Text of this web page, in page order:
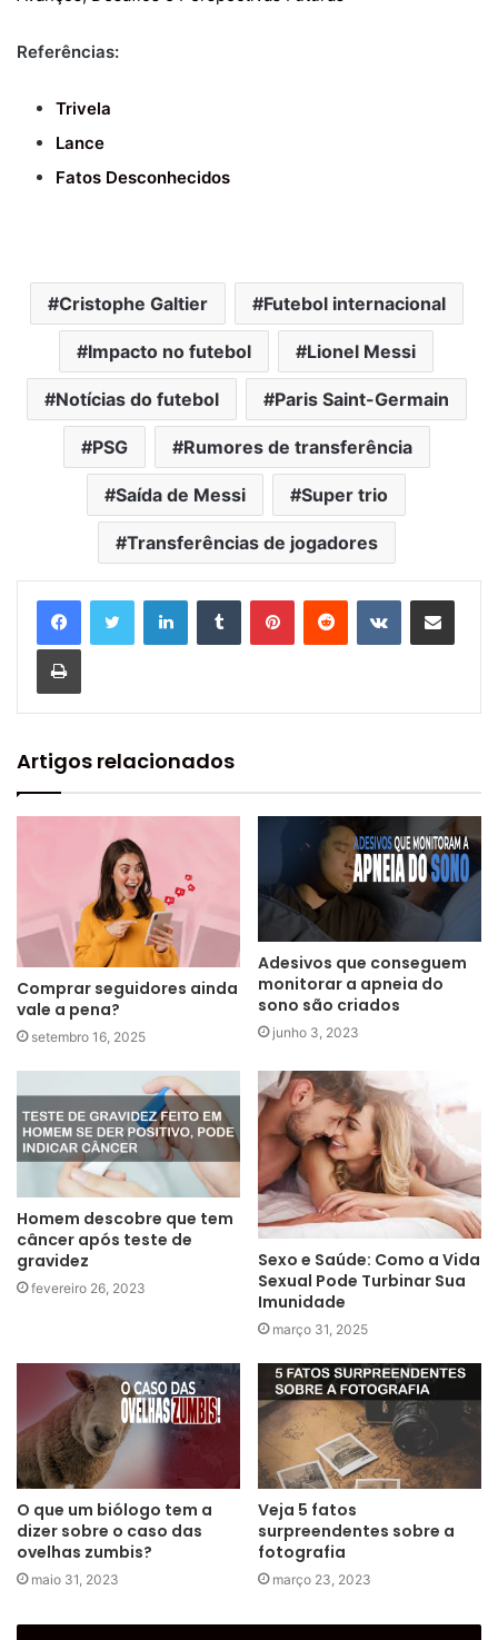
Referências:
Trivela
Lance
Fatos Desconhecidos
Cristophe Galtier Futebol internacional
Impacto no futebol Lionel Messi
Notícias do futebol Paris Saint-Germain
PSG Rumores de transferência
Saída de Messi Super trio
Transferências de jogadores
Artigos relacionados
Comprar seguidores ainda
vale a pena?
setembro 16, 2025
Adesivos que conseguem
monitorar a apneia do
sono são criados
junho 3, 2023
Homem descobre que tem
câncer após teste de
gravidez
fevereiro 26, 2023
Sexo e Saúde: Como a Vida
Sexual Pode Turbinar Sua
Imunidade
março 31, 2025
O que um biólogo tem a
dizer sobre o caso das
ovelhas zumbis?
maio 31, 2023
Veja 5 fatos
surpreendentes sobre a
fotografia
março 23, 2023